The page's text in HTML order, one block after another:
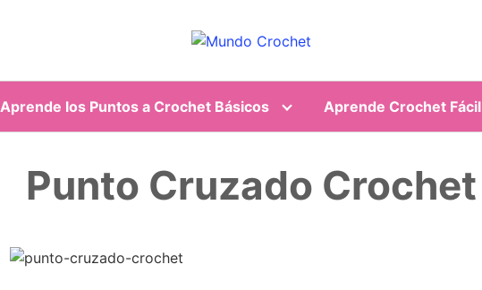
Aprende los Puntos a Crochet Básicos Aprende Crochet Fácil
Punto Cruzado Crochet